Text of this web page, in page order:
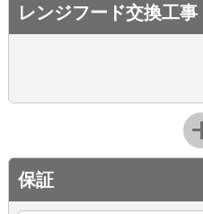
レンジフード交換工事
保証